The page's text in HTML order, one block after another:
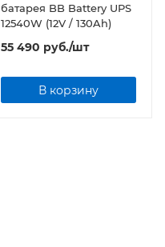
батарея BB Battery UPS
12540W (12V / 130Ah)
55 490 руб./шт
В корзину